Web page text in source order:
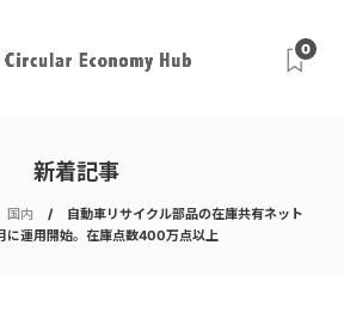
0
新着記事
国内
自動車リサイクル部品の在庫共有ネット
に運用開始。在庫点数400万点以上